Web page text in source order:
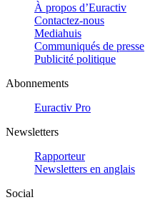
À propos d’Euractiv
Contactez-nous
Mediahuis
Communiqués de presse
Publicité politique
Abonnements
Euractiv Pro
Newsletters
Rapporteur
Newsletters en anglais
Social